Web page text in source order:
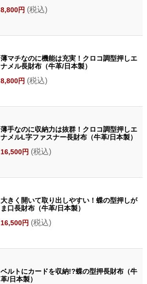
8,800円 (税込)
薄マチなのに機能は充実！クロコ調型押しエ
ナメル長財布（牛革/日本製）
8,800円 (税込)
薄手なのに収納力は抜群！クロコ調型押しエ
ナメルL字ファスナー長財布（牛革/日本製）
16,500円 (税込)
大きく開いて取り出しやすい！蝶の型押しが
ま口長財布（牛革/日本製）
16,500円 (税込)
ベルトにカードを収納!?蝶の型押長財布（牛
革/日本製）